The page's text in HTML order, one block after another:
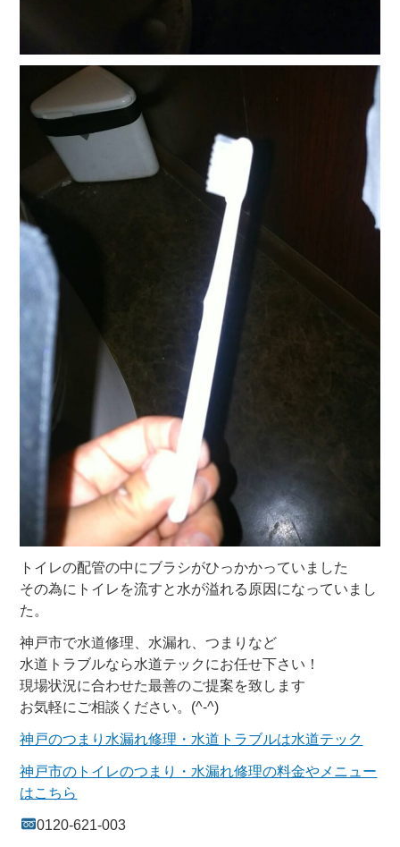
トイレの配管の中にブラシがひっかかっていました
その為にトイレを流すと水が溢れる原因になっていまし
た。
神戸市で水道修理、水漏れ、つまりなど
水道トラブルなら水道テックにお任せ下さい！
現場状況に合わせた最善のご提案を致します
お気軽にご相談ください。(^-^)
神戸のつまり水漏れ修理・水道トラブルは水道テック
神戸市のトイレのつまり・水漏れ修理の料金やメニュー
はこちら
0120-621-003